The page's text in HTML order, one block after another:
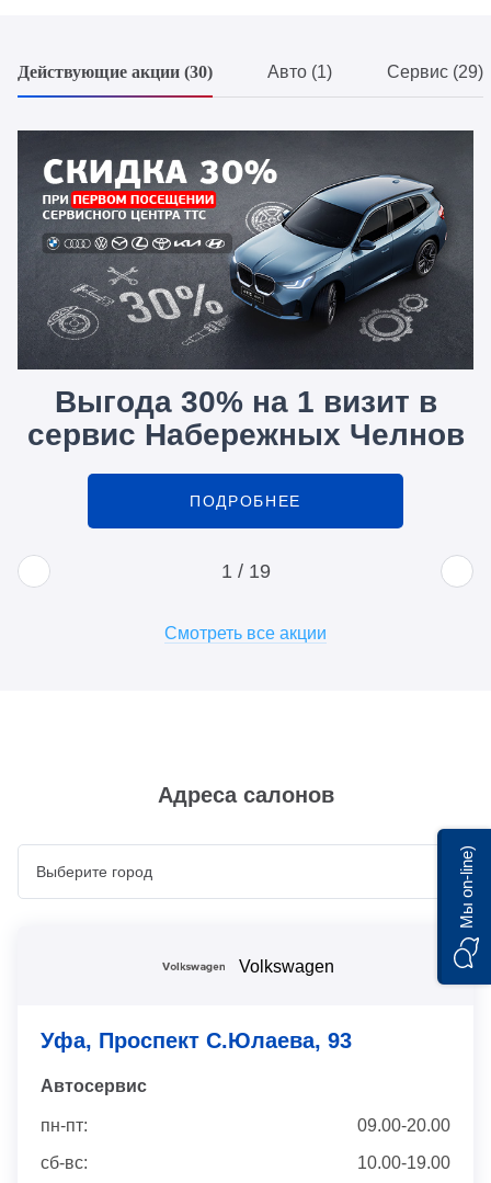
Действующие акции (30) Авто (1) Сервис (29)
Выгода 30% на 1 визит в
сервис Набережных Челнов
ПОДРОБНЕЕ
1 / 19
Смотреть все акции
Адреса салонов
Volkswagen
Уфа, Проспект С.Юлаева, 93
Автосервис
пн-пт:
09.00-20.00
сб-вс:
10.00-19.00
Мы on-line)